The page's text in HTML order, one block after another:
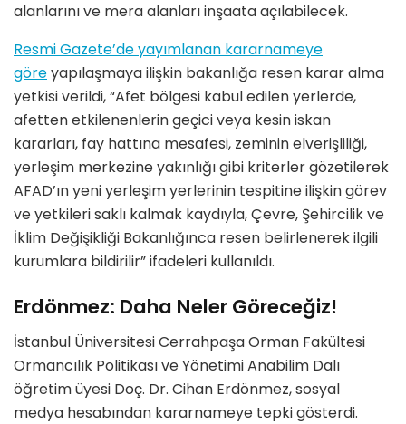
alanlarını ve mera alanları inşaata açılabilecek.
Resmi Gazete’de yayımlanan kararnameye
göreyapılaşmaya ilişkin bakanlığa resen karar alma
yetkisi verildi, “Afet bölgesi kabul edilen yerlerde,
afetten etkilenenlerin geçici veya kesin iskan
kararları, fay hattına mesafesi, zeminin elverişliliği,
yerleşim merkezine yakınlığı gibi kriterler gözetilerek
AFAD’ın yeni yerleşim yerlerinin tespitine ilişkin görev
ve yetkileri saklı kalmak kaydıyla, Çevre, Şehircilik ve
İklim Değişikliği Bakanlığınca resen belirlenerek ilgili
kurumlara bildirilir” ifadeleri kullanıldı.
Erdönmez: Daha Neler Göreceğiz!
İstanbul Üniversitesi Cerrahpaşa Orman Fakültesi
Ormancılık Politikası ve Yönetimi Anabilim Dalı
öğretim üyesi Doç. Dr. Cihan Erdönmez, sosyal
medya hesabından kararnameye tepki gösterdi.